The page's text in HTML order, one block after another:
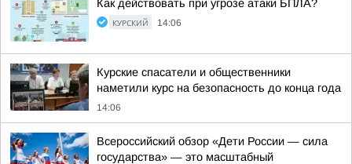
Как действовать при угрозе атаки БПЛА?
КУРСКИЙ 14:06
Курские спасатели и общественники
наметили курс на безопасность до конца года
14:06
Всероссийский обзор «Дети России — сила
государства» — это масштабный